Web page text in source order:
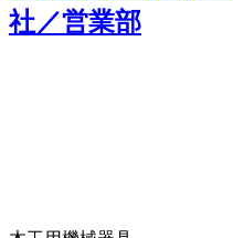
社／営業部